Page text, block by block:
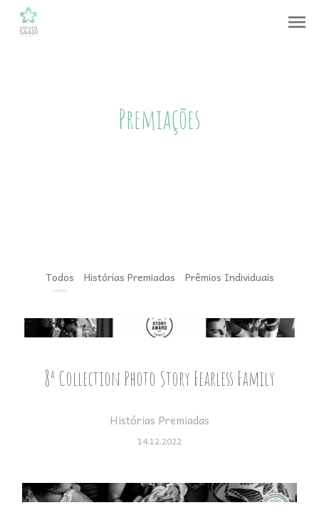
menu
Premiações
Todos Histórias Premiadas Prêmios Individuais
8ª Collection Photo Story Fearless Family
Histórias Premiadas
14.12.2022